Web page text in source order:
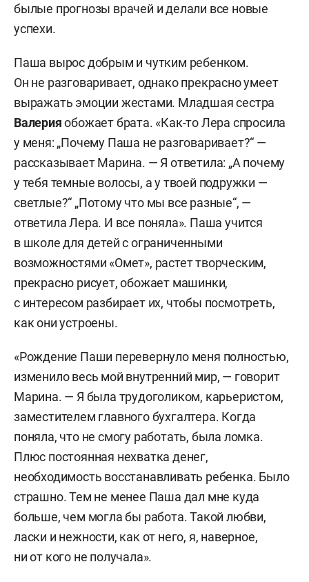
былые прогнозы врачей и делали все новые
успехи.
Паша вырос добрым и чутким ребенком.
Он не разговаривает, однако прекрасно умеет
выражать эмоции жестами. Младшая сестра
Валерияобожает брата. «Как-то Лера спросила
у меня: „Почему Паша не разговаривает?“ —
рассказывает Марина. — Я ответила: „А почему
у тебя темные волосы, а у твоей подружки —
светлые?“ „Потому что мы все разные“, —
ответила Лера. И все поняла». Паша учится
в школе для детей с ограниченными
возможностями «Омет», растет творческим,
прекрасно рисует, обожает машинки,
с интересом разбирает их, чтобы посмотреть,
как они устроены.
«Рождение Паши перевернуло меня полностью,
изменило весь мой внутренний мир, — говорит
Марина. — Я была трудоголиком, карьеристом,
заместителем главного бухгалтера. Когда
поняла, что не смогу работать, была ломка.
Плюс постоянная нехватка денег,
необходимость восстанавливать ребенка. Было
страшно. Тем не менее Паша дал мне куда
больше, чем могла бы работа. Такой любви,
ласки и нежности, как от него, я, наверное,
ни от кого не получала».